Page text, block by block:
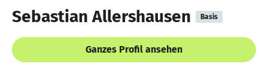
Sebastian Allershausen Basis
Ganzes Profil ansehen